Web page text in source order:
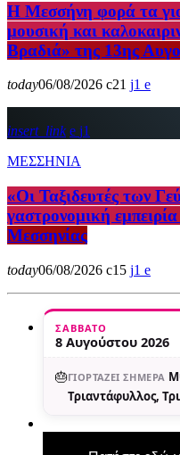
Η Μεσσήνη φορά τα
μουσική και
Βραδιά» της 13ης
today06/08/2026 21 1
insert_link
1
ΜΕΣΣΗΝΙΑ
«Οι Ταξιδευτές των
γαστρονομική
Μεσσηνίας
today06/08/2026 15 1
ΣΆΒΒΑΤΟ
8 Αυγούστου 2026
🎂ΓΙΟΡΤΆΖΕΙ ΣΉΜΕΡΑ
Τριαντάφυλλος,